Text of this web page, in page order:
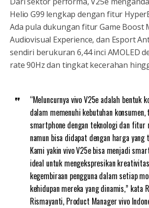
Helio G99 lengkap dengan fitur
Ada pula dukungan fitur Game Boost
Audiovisual Experience, dan Esport
sendiri berukuran 6,44 inci AMOLED
rate 90Hz dan tingkat kecerahan
“Meluncurnya vivo V25e adalah bentuk
dalam memenuhi kebutuhan
smartphone dengan teknologi dan fitur
namun bisa didapat dengan harga yang
Kami yakin vivo V25e bisa menjadi
ideal untuk mengekspresikan
kegembiraan pengguna dalam setiap
kehidupan mereka yang dinamis,” kata
Rismayanti, Product Manager vivo